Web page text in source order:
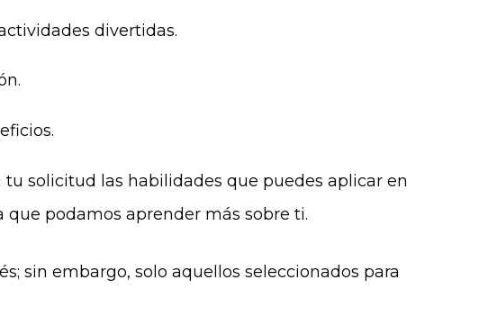
divertidas.
solicitud las habilidades que puedes aplicar en
podamos aprender más sobre ti.
sin embargo, solo aquellos seleccionados para